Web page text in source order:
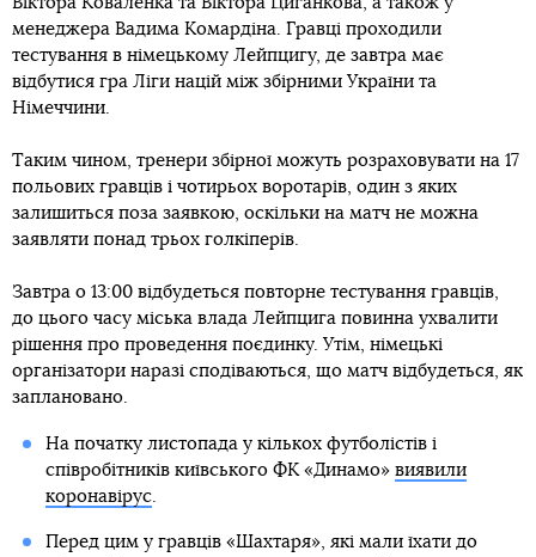
менеджера Вадима Комардіна. Гравці проходили
тестування в німецькому Лейпцигу, де завтра має
відбутися гра Ліги націй між збірними України та
Німеччини.
Таким чином, тренери збірної можуть розраховувати на 17
польових гравців і чотирьох воротарів, один з яких
залишиться поза заявкою, оскільки на матч не можна
заявляти понад трьох голкіперів.
Завтра о 13:00 відбудеться повторне тестування гравців,
до цього часу міська влада Лейпцига повинна ухвалити
рішення про проведення поєдинку. Утім, німецькі
організатори наразі сподіваються, що матч відбудеться, як
заплановано.
На початку листопада у кількох футболістів і
співробітників київського ФК «Динамо» виявили
коронавірус.
Перед цим у гравців «Шахтаря», які мали їхати до